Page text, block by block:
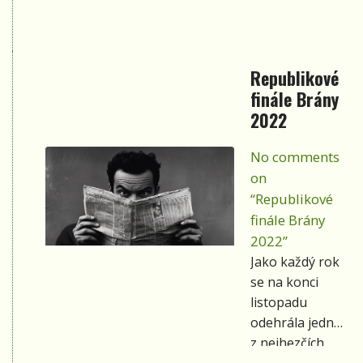
Kroměříže).
Začali jsme
v 10 hodin.
Plný sál byl
že i letos je
pořádku a
akce má
dobře
našlápnuto.
Republikové
finále Brány
2022
No comments
on
“Republikové
finále Brány
2022”
Jako každý rok
se na konci
listopadu
odehrála jedna
z nejhezčích